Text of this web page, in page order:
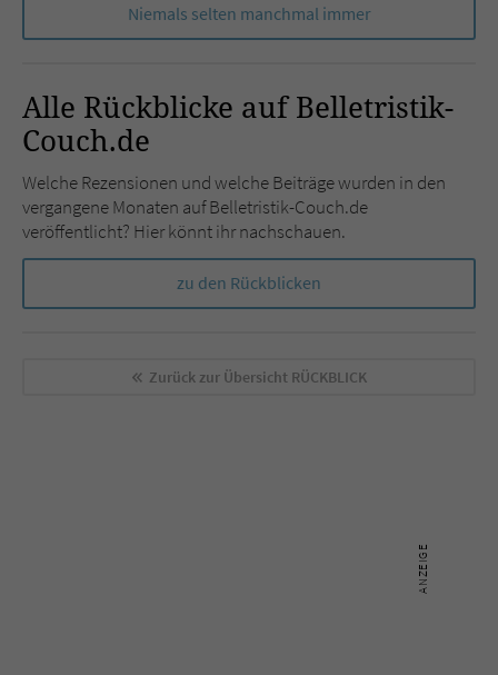
Niemals selten manchmal immer
Alle Rückblicke auf Belletristik-
Couch.de
Welche Rezensionen und welche Beiträge wurden in den
vergangene Monaten auf Belletristik-Couch.de
veröffentlicht? Hier könnt ihr nachschauen.
zu den Rückblicken
Zurück zur Übersicht RÜCKBLICK